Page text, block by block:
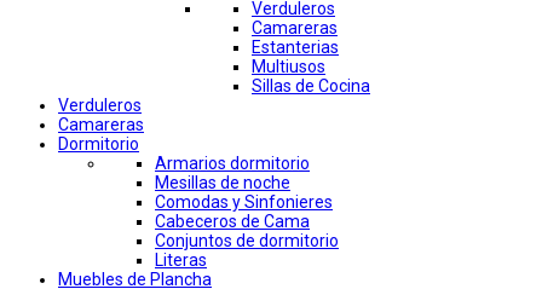
Verduleros
Camareras
Estanterias
Multiusos
Sillas de Cocina
Verduleros
Camareras
Dormitorio
Armarios dormitorio
Mesillas de noche
Comodas y Sinfonieres
Cabeceros de Cama
Conjuntos de dormitorio
Literas
Muebles de Plancha